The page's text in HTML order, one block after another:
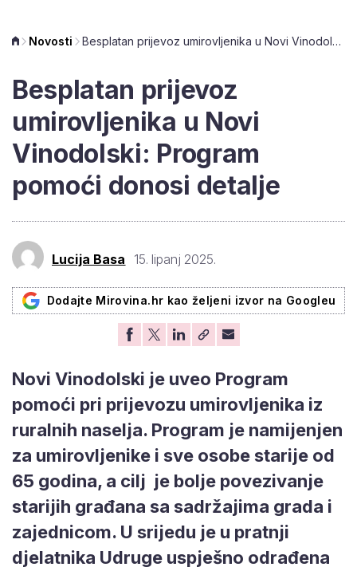
Novosti Besplatan prijevoz umirovljenika u Novi Vinodolski: Program pomoći donosi detalje
Besplatan prijevoz
umirovljenika u Novi
Vinodolski: Program
pomoći donosi detalje
Lucija Basa 15. lipanj 2025.
Dodajte Mirovina.hr kao željeni izvor na Googleu
Novi Vinodolski je uveo Program
pomoći pri prijevozu umirovljenika iz
ruralnih naselja. Program je namijenjen
za umirovljenike i sve osobe starije od
65 godina, a cilj je bolje povezivanje
starijih građana sa sadržajima grada i
zajednicom. U srijedu je u pratnji
djelatnika Udruge uspješno odrađena